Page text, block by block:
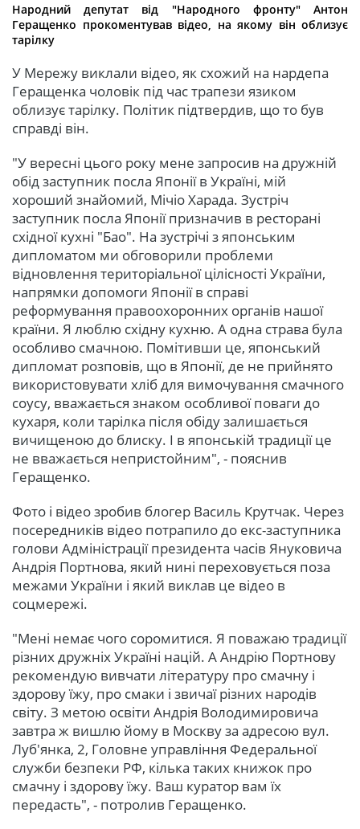
Народний депутат від "Народного фронту" Антон
Геращенко прокоментував відео, на якому він облизує
тарілку
У Мережу виклали відео, як схожий на нардепа
Геращенка чоловік під час трапези язиком
облизує тарілку. Політик підтвердив, що то був
справді він.
"У вересні цього року мене запросив на дружній
обід заступник посла Японії в Україні, мій
хороший знайомий, Мічіо Харада. Зустріч
заступник посла Японії призначив в ресторані
східної кухні "Бао". На зустрічі з японським
дипломатом ми обговорили проблеми
відновлення територіальної цілісності України,
напрямки допомоги Японії в справі
реформування правоохоронних органів нашої
країни. Я люблю східну кухню. А одна страва була
особливо смачною. Помітивши це, японський
дипломат розповів, що в Японії, де не прийнято
використовувати хліб для вимочування смачного
соусу, вважається знаком особливої поваги до
кухаря, коли тарілка після обіду залишається
вичищеною до блиску. І в японській традиції це
не вважається непристойним", - пояснив
Геращенко.
Фото і відео зробив блогер Василь Крутчак. Через
посередників відео потрапило до екс-заступника
голови Адміністрації президента часів Януковича
Андрія Портнова, який нині переховується поза
межами України і який виклав це відео в
соцмережі.
"Мені немає чого соромитися. Я поважаю традиції
різних дружніх Україні націй. А Андрію Портнову
рекомендую вивчати літературу про смачну і
здорову їжу, про смаки і звичаї різних народів
світу. З метою освіти Андрія Володимировича
завтра ж вишлю йому в Москву за адресою вул.
Луб'янка, 2, Головне управління Федеральної
служби безпеки РФ, кілька таких книжок про
смачну і здорову їжу. Ваш куратор вам їх
передасть", - потролив Геращенко.